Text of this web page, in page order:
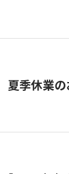
夏季休業の